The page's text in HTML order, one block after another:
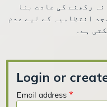
رکھنے کی عادت بنا
انتظامیہ کے لیے عدم
ہے۔
Login or
Email address